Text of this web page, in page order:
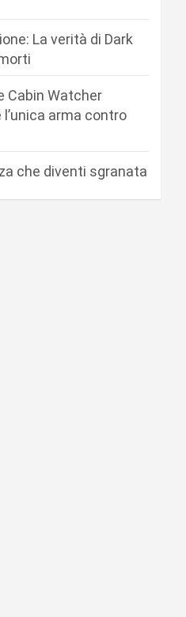
La verità di Dark
Cabin Watcher
arma contro
che diventi sgranata